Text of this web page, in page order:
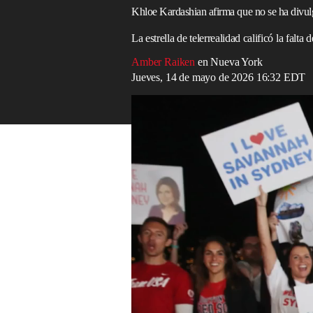
Khloe Kardashian afirma que no se ha
La estrella de telerrealidad calificó la falta
Amber Raiken en Nueva York
Jueves, 14 de mayo de 2026 16:32 EDT
Relacionado: en febrero, Savannah
Read in English
Khloé Kardashian ha cuestionado los
“desgarradora” desaparición de Nancy
cuatro meses después de haber sido
La madre de 84 años de la anfitriona del
UU., la mañana del 1° de febrero, lo
identificado a ningún sospechoso y
Kardashian (41) habló sobre la
Khloé in Wonder Land,
mientras
Junkie.